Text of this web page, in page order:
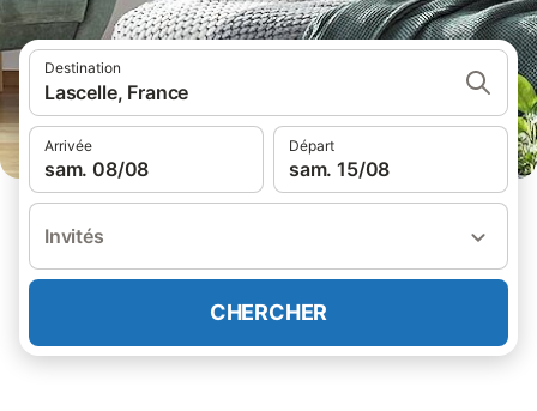
Destination
Lascelle, France
Arrivée
sam. 08/08
Départ
sam. 15/08
Invités
CHERCHER